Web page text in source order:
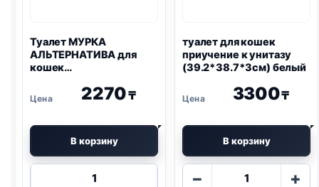
Туалет МУРКА
АЛЬТЕРНАТИВА для
кошек
2270₸
В корзину
Количество
туалет для кошек
приучение к унитазу
(39.2*38.7*3см) белый
3300₸
В корзину
−
Количество
+